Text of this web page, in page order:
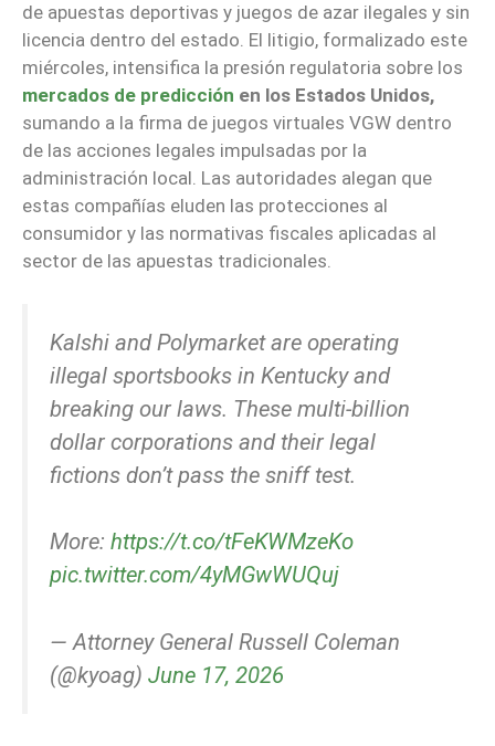
de apuestas deportivas y juegos de azar ilegales y sin
licencia dentro del estado. El litigio, formalizado este
miércoles, intensifica la presión regulatoria sobre los
mercados de predicción en los Estados Unidos,
sumando a la firma de juegos virtuales VGW dentro
de las acciones legales impulsadas por la
administración local. Las autoridades alegan que
estas compañías eluden las protecciones al
consumidor y las normativas fiscales aplicadas al
sector de las apuestas tradicionales.
Kalshi and Polymarket are operating
illegal sportsbooks in Kentucky and
breaking our laws. These multi-billion
dollar corporations and their legal
fictions don’t pass the sniff test.
More: https://t.co/tFeKWMzeKo
pic.twitter.com/4yMGwWUQuj
— Attorney General Russell Coleman
(@kyoag) June 17, 2026